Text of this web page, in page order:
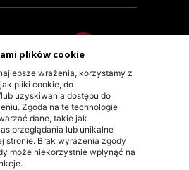
plików cookie
wrażenia, korzystamy z
pliki cookie, do
uzyskiwania dostępu do
Zgoda na te technologie
dane, takie jak
przeglądania lub unikalne
stronie. Brak wyrażenia zgody
może niekorzystnie wpłynąć na
50
TECH.PL
Z O.O.
62/1A
BIAŁA